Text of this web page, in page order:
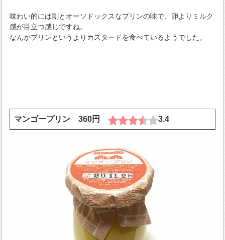
味わい的には割とオーソドックスなプリンの味で、卵よりミルク
感が目立つ感じですね。
なんかプリンというよりカスタードを食べているようでした。
マンゴープリン 360円 3.4